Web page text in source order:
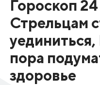
Гороскоп
Стрельцам
пора
здоровье